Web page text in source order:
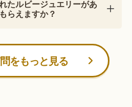
たルビージュエリーがあ
らえますか？
をもっと見る